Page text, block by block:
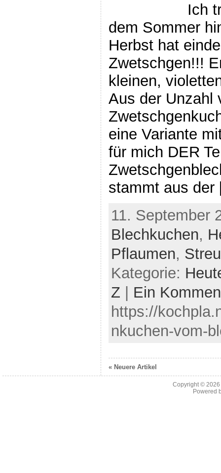
Ich
dem Sommer
Herbst hat
Zwetschgen!!!
kleinen,
Aus der Unzahl
eine Variante
für mich DER
stammt aus
11. September
Blechkuchen,
Pflaumen,
Kategorie:
Z
Ein
https://
nkuchen-vom-
« Neuere Artikel
Copyright ©
Powered